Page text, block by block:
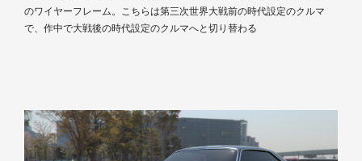
のワイヤーフレーム。こちらは第三次世界大戦前の時代設定のクルマ
で、作中で大戦後の時代設定のクルマへと切り替わる